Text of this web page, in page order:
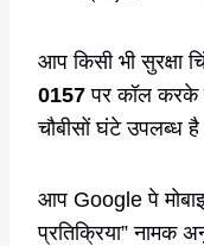
आप किसी भी सुरक्षा
0157पर कॉल करके
चौबीसों घंटे उपलब्ध
आप Google पे
प्रतिक्रिया” नामक